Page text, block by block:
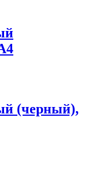
(черный),